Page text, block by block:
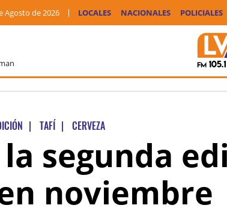
Agosto de 2026 LOCALES NACIONALES POLICIALES
| TAFÍ | CERVEZA
la segunda
noviembre